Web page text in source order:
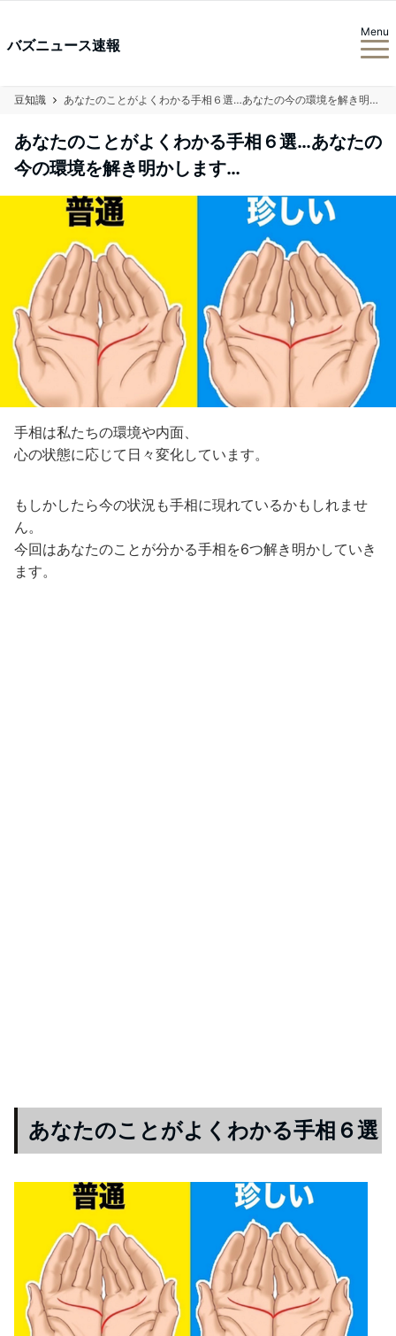
バズニュース速報
Menu
豆知識 あなたのことがよくわかる手相６選…あなたの今の環境を解き明かします…
あなたのことがよくわかる手相６選…あなたの
今の環境を解き明かします…
手相は私たちの環境や内面、
心の状態に応じて日々変化しています。
もしかしたら今の状況も手相に現れているかもしれませ
ん。
今回はあなたのことが分かる手相を6つ解き明かしていき
ます。
あなたのことがよくわかる手相６選